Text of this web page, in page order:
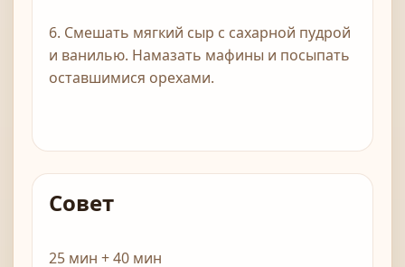
6. Смешать мягкий сыр с сахарной пудрой
и ванилью. Намазать мафины и посыпать
оставшимися орехами.
Совет
25 мин + 40 мин